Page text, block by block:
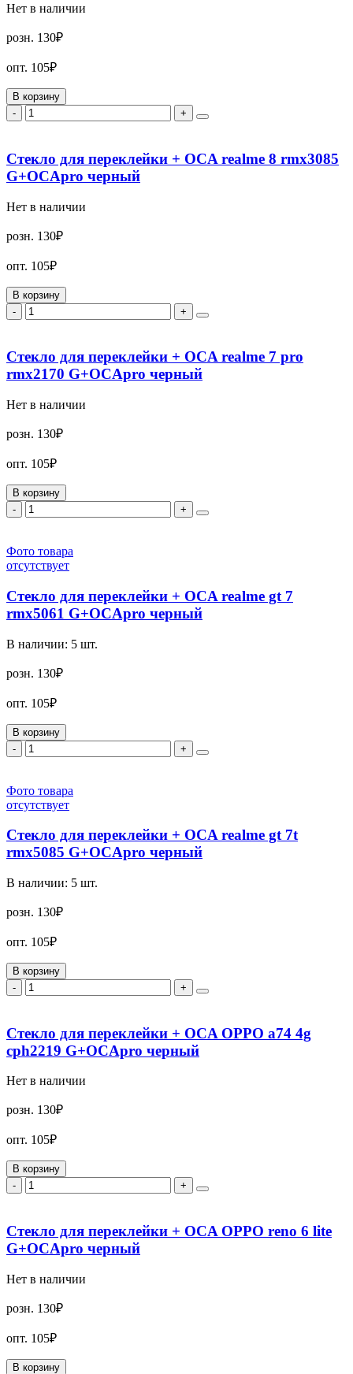
Нет в наличии
розн. 130₽
опт. 105₽
В корзину
-
+
Стекло для переклейки + OCA realme 8 rmx3085
G+OCApro черный
Нет в наличии
розн. 130₽
опт. 105₽
В корзину
-
+
Стекло для переклейки + OCA realme 7 pro
rmx2170 G+OCApro черный
Нет в наличии
розн. 130₽
опт. 105₽
В корзину
-
+
Фото товара
отсутствует
Стекло для переклейки + OCA realme gt 7
rmx5061 G+OCApro черный
В наличии: 5 шт.
розн. 130₽
опт. 105₽
В корзину
-
+
Фото товара
отсутствует
Стекло для переклейки + OCA realme gt 7t
rmx5085 G+OCApro черный
В наличии: 5 шт.
розн. 130₽
опт. 105₽
В корзину
-
+
Стекло для переклейки + OCA OPPO a74 4g
cph2219 G+OCApro черный
Нет в наличии
розн. 130₽
опт. 105₽
В корзину
-
+
Стекло для переклейки + OCA OPPO reno 6 lite
G+OCApro черный
Нет в наличии
розн. 130₽
опт. 105₽
В корзину